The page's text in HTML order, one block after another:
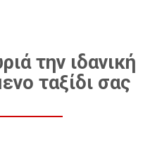
την ιδανική
ταξίδι σας